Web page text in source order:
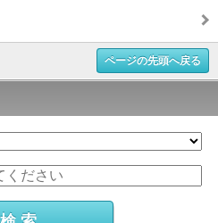
ページの先頭へ戻る